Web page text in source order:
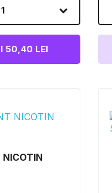
1
50,40 LEI
NICOTIN